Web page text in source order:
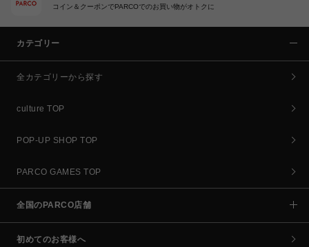
コイン＆クーポンでPARCOでのお買い物がオトクに
カテゴリー
全カテゴリーから探す
culture TOP
POP-UP SHOP TOP
PARCO GAMES TOP
全国のPARCO店舗
初めてのお客様へ